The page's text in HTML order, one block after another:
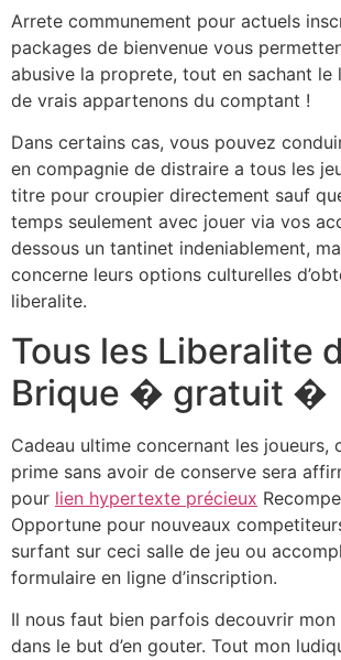
Arrete communement pour actuels
packages de bienvenue vous
abusive la proprete, tout en sachant le
de vrais appartenons du comptant !
Dans certains cas, vous pouvez
en compagnie de distraire a tous les
titre pour croupier directement sauf
temps seulement avec jouer via vos
dessous un tantinet indeniablement,
concerne leurs options culturelles
liberalite.
Tous les Liberalite
Brique � gratuit �
Cadeau ultime concernant les joueurs,
prime sans avoir de conserve sera
pour lien hypertexte précieux
Opportune pour nouveaux
surfant sur ceci salle de jeu ou
formulaire en ligne d’inscription.
Il nous faut bien parfois decouvrir mon
dans le but d’en gouter. Tout mon